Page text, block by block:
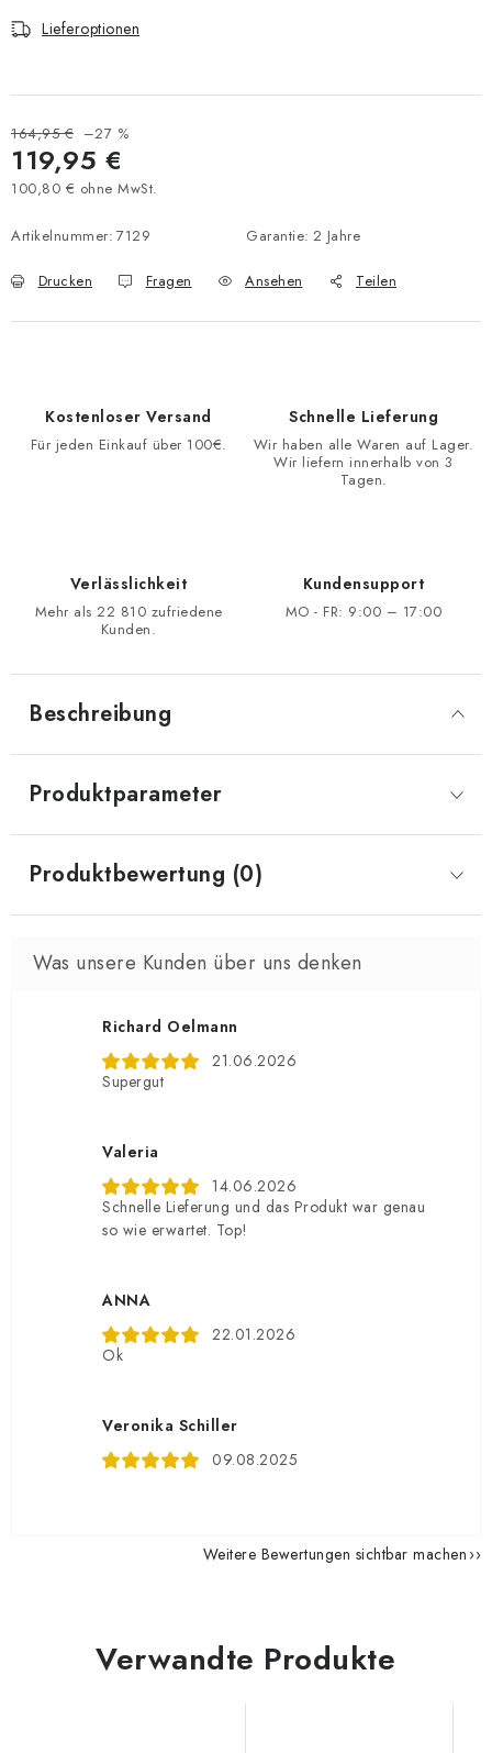
Lieferoptionen
164,95 € –27 %
119,95 €
100,80 € ohne MwSt.
Artikelnummer: 7129 Garantie: 2 Jahre
Drucken Fragen Ansehen Teilen
Kostenloser Versand
Für jeden Einkauf über 100€.
Schnelle Lieferung
Wir haben alle Waren auf Lager.
Wir liefern innerhalb von 3
Tagen.
Verlässlichkeit
Mehr als 22 810 zufriedene
Kunden.
Kundensupport
MO - FR: 9:00 – 17:00
Beschreibung
Produktparameter
Produktbewertung (0)
Richard Oelmann
21.06.2026
Supergut
Valeria
14.06.2026
Schnelle Lieferung und das Produkt war genau
so wie erwartet. Top!
ANNA
22.01.2026
Ok
Veronika Schiller
09.08.2025
Weitere Bewertungen sichtbar machen
Verwandte Produkte